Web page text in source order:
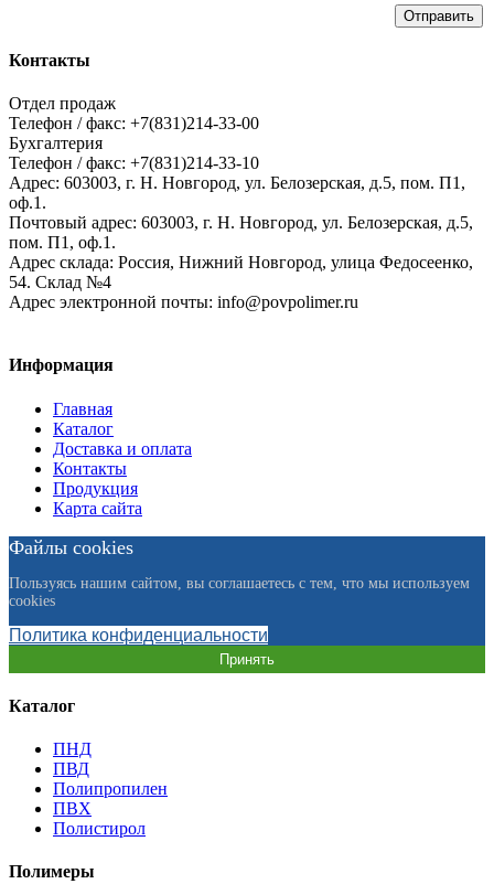
Отправить
Контакты
Отдел продаж
Телефон / факс: +7(831)214-33-00
Бухгалтерия
Телефон / факс: +7(831)214-33-10
Адрес: 603003, г. Н. Новгород, ул. Белозерская, д.5, пом. П1,
оф.1.
Почтовый адрес: 603003, г. Н. Новгород, ул. Белозерская, д.5,
пом. П1, оф.1.
Адрес склада: Россия, Нижний Новгород, улица Федосеенко,
54. Склад №4
Адрес электронной почты: info@povpolimer.ru
Информация
Главная
Каталог
Доставка и оплата
Контакты
Продукция
Карта сайта
Файлы cookies
Пользуясь нашим сайтом, вы соглашаетесь с тем, что мы используем
cookies
Политика конфиденциальности
Принять
Каталог
ПНД
ПВД
Полипропилен
ПВХ
Полистирол
Полимеры